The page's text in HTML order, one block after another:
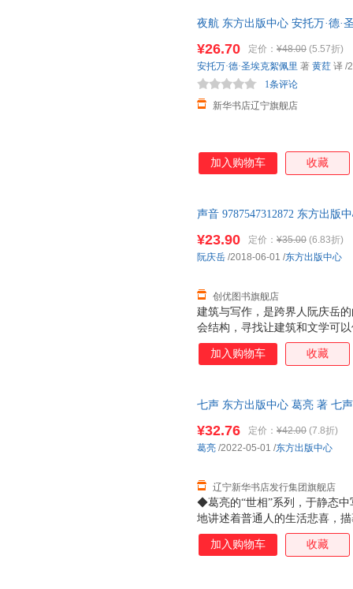
夜航 东方出版中心 安托万·德·
¥26.70 定价： ¥48.00 (5.57折)
新华书店辽宁旗舰店
1条评论
安托万·德·圣埃克絮佩里 著 黄荭 译 /
加入购物车 收藏
声音 9787547312872 东方出版
建筑与写作，是跨界人阮庆岳
会结构，寻找让建筑和文学可
¥23.90 定价： ¥35.00 (6.83折)
创优图书旗舰店
阮庆岳 /2018-06-01 /东方出版中心
加入购物车 收藏
七声 东方出版中心 葛亮 著 七
◆葛亮的“世相”系列，于静态
地讲述着普通人的生活悲喜，
也不太会有大开大阖的面目。
悲伤的洪流以不同形式刷洗着
¥32.76 定价： ¥42.00 (7.8折)
辽宁新华书店发行集团旗舰店
葛亮 /2022-05-01 /东方出版中心
加入购物车 收藏